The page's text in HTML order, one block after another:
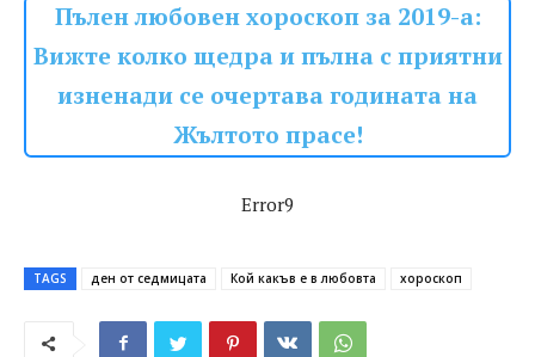
Пълен любовен хороскоп за 2019-а:
Вижте колко щедра и пълна с приятни
изненади се очертава годината на
Жълтото прасе!
Error9
TAGS ден от седмицата Кой какъв е в любовта хороскоп